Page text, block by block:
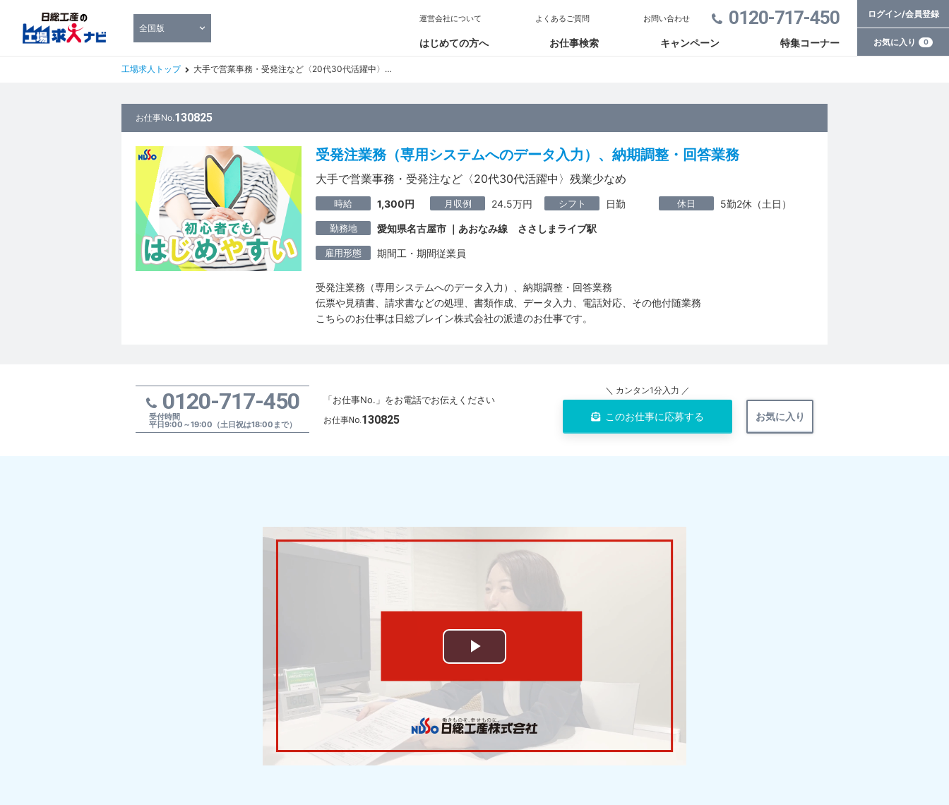
全国版 0120-717-450
はじめての方へ お仕事検索 キャンペーン 特集コーナー
運営会社について よくあるご質問 お問い合わせ ログイン/会員登録
お気に入り 0
工場求人トップ 大手で営業事務・受発注など〈20代30代活躍中〉残業少なめ
お仕事No.130825
受発注業務（専用システムへのデータ入力）、納期調整・回答業務
大手で営業事務・受発注など〈20代30代活躍中〉残業少なめ
時給 1,300円 月収例 24.5万円 シフト 日勤 休日 5勤2休（土日）
勤務地 愛知県名古屋市 ｜あおなみ線 ささしまライブ駅
雇用形態 期間工・期間従業員
受発注業務（専用システムへのデータ入力）、納期調整・回答業務
伝票や見積書、請求書などの処理、書類作成、データ入力、電話対応、その他付随業務
こちらのお仕事は日総ブレイン株式会社の派遣のお仕事です。
0120-717-450
受付時間
平日9:00～19:00（土日祝は18:00まで）
「お仕事No.」をお電話でお伝えください
お仕事No. 130825
＼ カンタン1分入力 ／
このお仕事に応募する お気に入り